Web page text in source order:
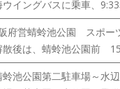
グバスに乗車、9:33
府営蜻蛉池公園 スポー
は、蜻蛉池公園前
蛉池公園第二駐車場～水